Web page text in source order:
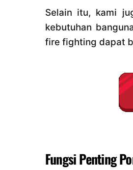
Selain itu, kami
kebutuhan
fire fighting dapat
Fungsi Penting